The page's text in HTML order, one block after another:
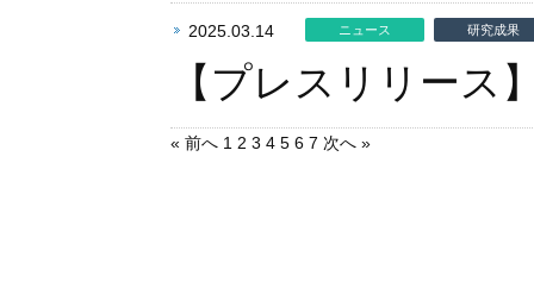
2025.03.14 ニュース 研究成果
【プレスリリース
« 前へ 1 2 3 4 5 6 7 次へ »